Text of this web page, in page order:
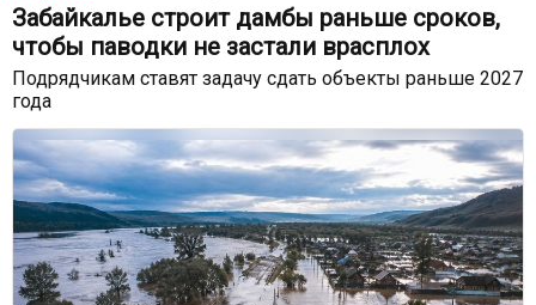
Забайкалье строит дамбы раньше сроков,
чтобы паводки не застали врасплох
Подрядчикам ставят задачу сдать объекты раньше 2027
года